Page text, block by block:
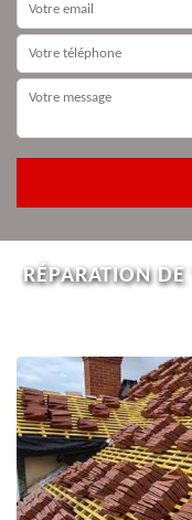
RÉPARATION